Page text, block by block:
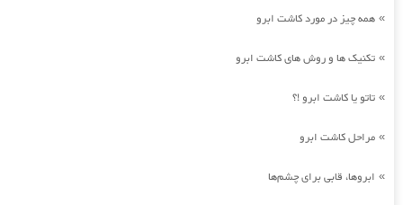
» همه چیز در مورد کاشت ابرو
» تکنیک ها و روش های کاشت ابرو
» تاتو یا کاشت ابرو !؟
» مراحل کاشت ابرو
» ابروها، قابی برای چشم‌ها